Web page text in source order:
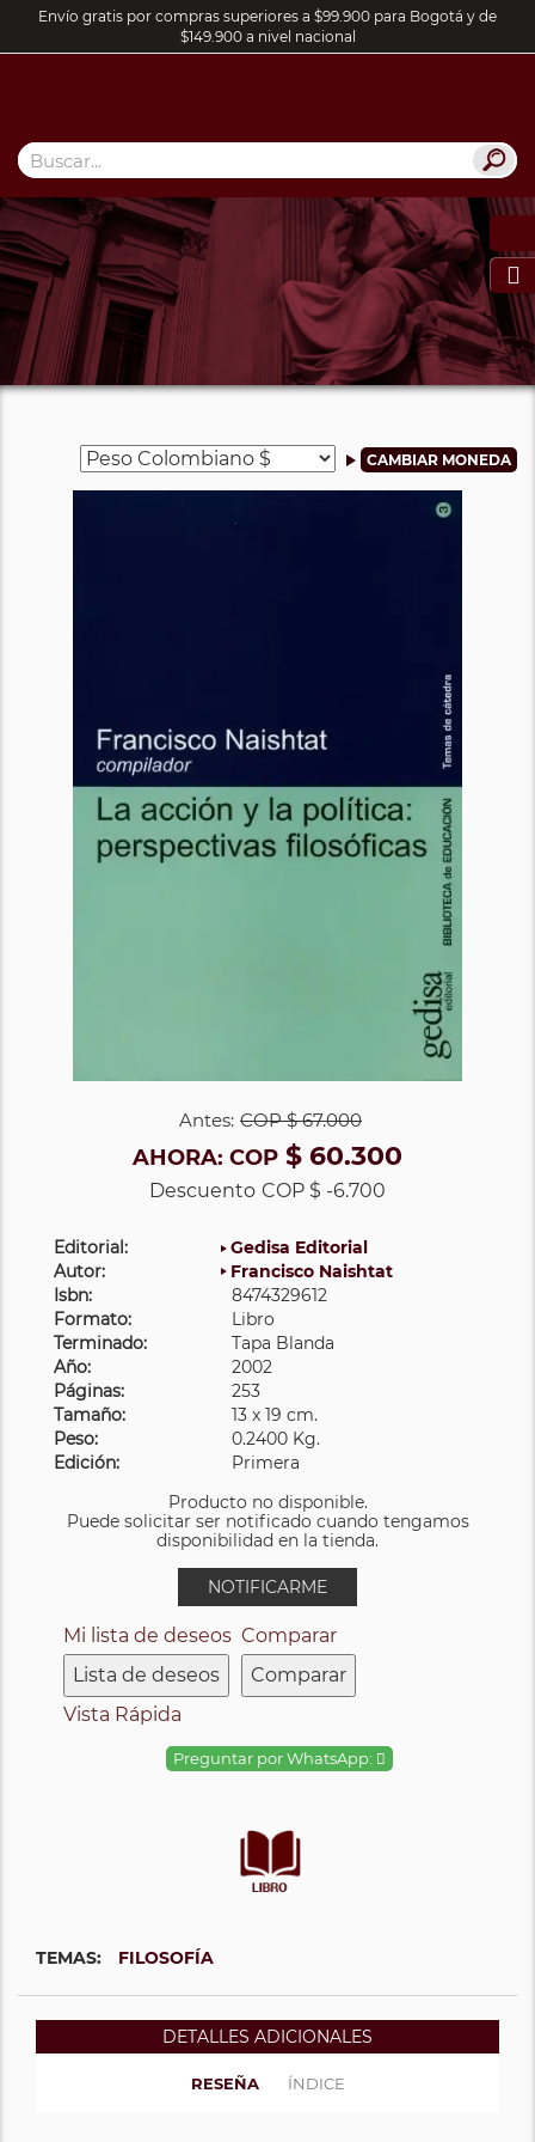
Envío gratis por compras superiores a $99.900 para Bogotá y de
$149.900 a nivel nacional

Antes: COP$ 67.000
AHORA: COP $ 60.300
Descuento COP $ -6.700
Editorial:
Gedisa Editorial
Autor:
Francisco Naishtat
Isbn:
8474329612
Formato:
Libro
Terminado:
Tapa Blanda
Año:
2002
Páginas:
253
Tamaño:
13 x 19 cm.
Peso:
0.2400 Kg.
Edición:
Primera
Producto no disponible.
Puede solicitar ser notificado cuando tengamos
disponibilidad en la tienda.
NOTIFICARME
Mi lista de deseos
Lista de deseos
Comparar
Comparar
Vista Rápida
Preguntar por WhatsApp:
TEMAS: FILOSOFÍA
DETALLES ADICIONALES
RESEÑA ÍNDICE